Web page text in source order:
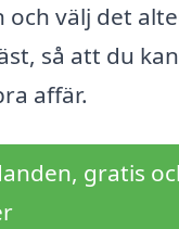
och välj det
så att du
affär.
gratis